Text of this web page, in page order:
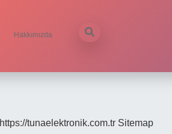
Hakkımızda
https://tunaelektronik.com.tr Sitemap